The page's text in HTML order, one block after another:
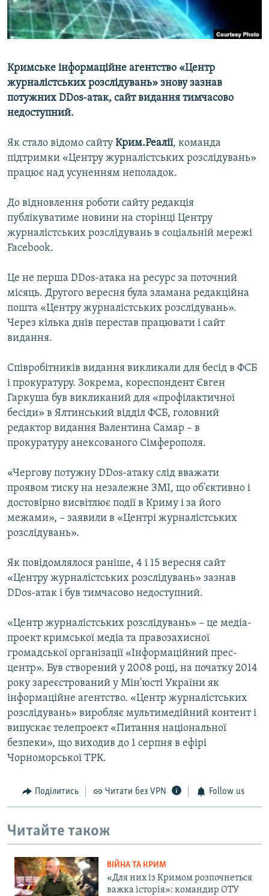
ВІДЕОУРОКИ «ELIFBE»
СВІДЧЕННЯ ОКУПАЦІЇ
ІНФОГРАФІКА
Русский
Qırımtatar
ДОЛУЧАЙСЯ!
Кримське інформаційне агентство «Центр
журналістських розслідувань» знову зазнав
потужних DDos-атак, сайт видання тимчасово
недоступний.
Як стало відомо сайту Крим.Реалії, команда
підтримки «Центру журналістських розслідувань»
працює над усуненням неполадок.
До відновлення роботи сайту редакція
публікуватиме новини на сторінці Центру
журналістських розслідувань в соціальній мережі
Facebook.
Це не перша DDos-атака на ресурс за поточний
місяць. Другого вересня була зламана редакційна
пошта «Центру журналістських розслідувань».
Через кілька днів перестав працювати і сайт
видання.
Співробітників видання викликали для бесід в ФСБ
і прокуратуру. Зокрема, кореспондент Євген
Гаркуша був викликаний для «профілактичної
бесіди» в Ялтинський відділ ФСБ, головний
редактор видання Валентина Самар – в
прокуратуру анексованого Сімферополя.
«Чергову потужну DDos-атаку слід вважати
проявом тиску на незалежне ЗМІ, що об'єктивно і
достовірно висвітлює події в Криму і за його
межами», – заявили в «Центрі журналістських
розслідувань».
Як повідомлялося раніше, 4 і 15 вересня сайт
«Центру журналістських розслідувань» зазнав
DDos-атак і був тимчасово недоступний.
«Центр журналістських розслідувань» – це медіа-
проект кримської медіа та правозахисної
громадської організації «Інформаційний прес-
центр». Був створений у 2008 році, на початку 2014
року зареєстрований у Мін'юсті України як
інформаційне агентство. «Центр журналістських
розслідувань» виробляє мультимедійний контент і
випускає телепроект «Питання національної
безпеки», що виходив до 1 серпня в ефірі
Чорноморської ТРК.
Поділитись Читати без VPN Follow us
Читайте також
ВІЙНА ТА КРИМ
«Для них із Кримом розпочнеться
важка історія»: командир ОТУ